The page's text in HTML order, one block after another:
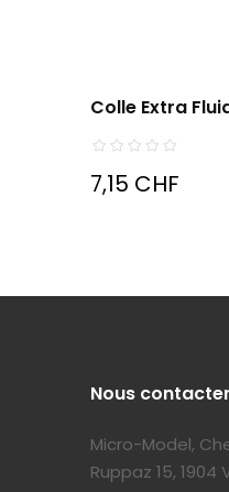
Colle Extra
7,15 CHF
Nous contacter
Micro-Model,
Ruppaz 15, 1904